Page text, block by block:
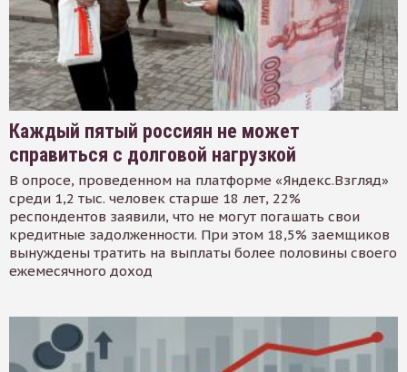
Каждый пятый россиян не может
справиться с долговой нагрузкой
В опросе, проведенном на платформе «Яндекс.Взгляд»
среди 1,2 тыс. человек старше 18 лет, 22%
респондентов заявили, что не могут погашать свои
кредитные задолженности. При этом 18,5% заемщиков
вынуждены тратить на выплаты более половины своего
ежемесячного доход